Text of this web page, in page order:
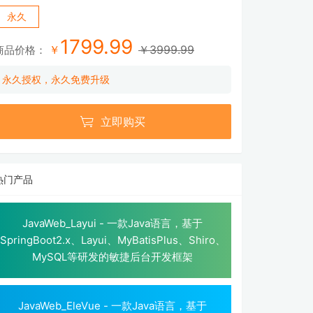
永久
品价格： ￥ 1799.99 ￥3999.99
永久授权，永久免费升级
 立即购买
门产品
JavaWeb_Layui - 一款Java语言，基于
SpringBoot2.x、Layui、MyBatisPlus、Shiro、
MySQL等研发的敏捷后台开发框架
JavaWeb_EleVue - 一款Java语言，基于